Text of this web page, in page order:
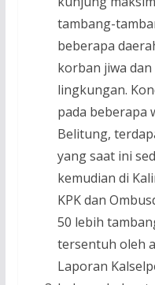
tambang-
beberapa
korban jiwa
lingkungan.
pada beberapa
Belitung,
yang saat ini
kemudian di
KPK dan
50 lebih
tersentuh oleh
Laporan